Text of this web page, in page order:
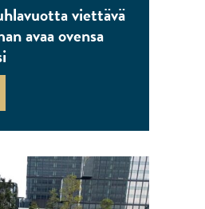
viettävä
avaa ovensa